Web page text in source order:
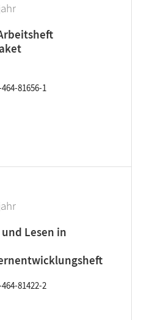
81656-1
Lesen in
81422-2